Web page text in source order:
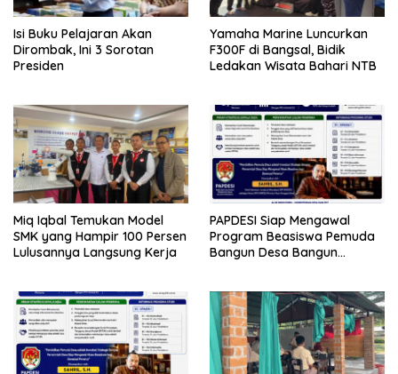
Isi Buku Pelajaran Akan
Dirombak, Ini 3 Sorotan
Presiden
Yamaha Marine Luncurkan
F300F di Bangsal, Bidik
Ledakan Wisata Bahari NTB
Miq Iqbal Temukan Model
SMK yang Hampir 100 Persen
Lulusannya Langsung Kerja
PAPDESI Siap Mengawal
Program Beasiswa Pemuda
Bangun Desa Bangun
Desa Menuju Indonesia Emas
2045